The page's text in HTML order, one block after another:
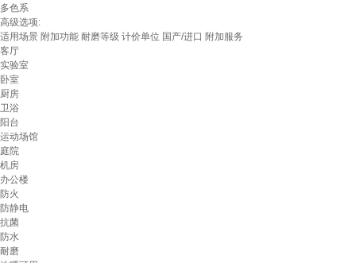
多色系
高级选项:
适用场景 附加功能 耐磨等级 计价单位 国产/进口 附加服务
客厅
实验室
卧室
厨房
卫浴
阳台
运动场馆
庭院
机房
办公楼
防火
防静电
抗菌
防水
耐磨